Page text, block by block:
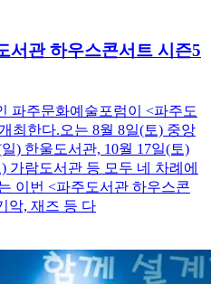
서관 하우스콘서트 시즌5
파주문화예술포럼이 <파주도
최한다.오는 8월 8일(토) 중앙
) 한울도서관, 10월 17일(토)
가람도서관 등 모두 네 차례에
이번 <파주도서관 하우스콘
악, 재즈 등 다